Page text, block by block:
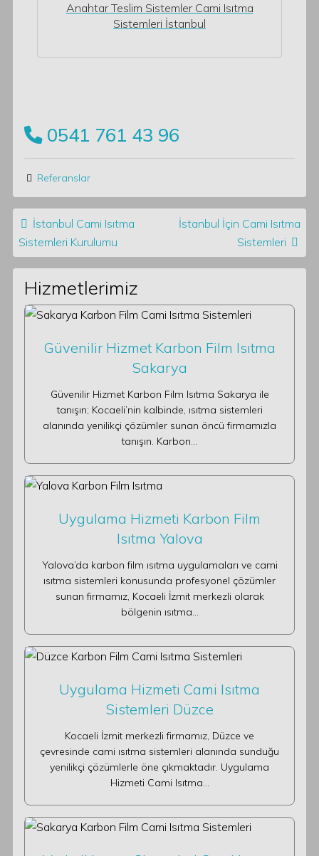
Anahtar Teslim Sistemler Cami Isıtma
Sistemleri İstanbul
0541 761 43 96
Referanslar
Post navigation
İstanbul Cami Isıtma
Sistemleri Kurulumu
İstanbul İçin Cami Isıtma
Sistemleri
Hizmetlerimiz
Güvenilir Hizmet Karbon Film Isıtma
Sakarya
Güvenilir Hizmet Karbon Film Isıtma Sakarya ile
tanışın; Kocaeli’nin kalbinde, ısıtma sistemleri
alanında yenilikçi çözümler sunan öncü firmamızla
tanışın. Karbon…
Uygulama Hizmeti Karbon Film
Isıtma Yalova
Yalova’da karbon film ısıtma uygulamaları ve cami
ısıtma sistemleri konusunda profesyonel çözümler
sunan firmamız, Kocaeli İzmit merkezli olarak
bölgenin ısıtma…
Uygulama Hizmeti Cami Isıtma
Sistemleri Düzce
Kocaeli İzmit merkezli firmamız, Düzce ve
çevresinde cami ısıtma sistemleri alanında sunduğu
yenilikçi çözümlerle öne çıkmaktadır. Uygulama
Hizmeti Cami Isıtma…